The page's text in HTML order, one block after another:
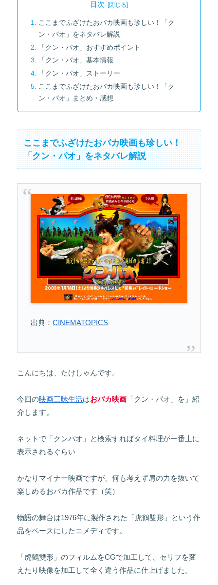
目次
ここまでふざけたおバカ映画も珍しい！「ク
ン・パオ」をネタバレ解説
「クン・パオ」おすすめポイント
「クン・パオ」基本情報
「クン・パオ」ストーリー
ここまでふざけたおバカ映画も珍しい！「ク
ン・パオ」まとめ・感想
ここまでふざけたおバカ映画も珍しい！
「クン・パオ」をネタバレ解説
出典： CINEMATOPICS
こんにちは、たけしゃんです。
今回の映画三昧生活はおバカ映画 「クン・パオ」を」紹
介します。
ネットで「クンパオ」と検索すればタイ料理が一番上に
表示されるぐらい
かなりマイナー映画ですが、何も考えず肩の力を抜いて
楽しめるおバカ作品です（笑）
物語の舞台は1976年に製作された「虎鶴雙形」という作
品をベースにしたコメディです。
「虎鶴雙形」のフィルムをCGで加工して、セリフを変
えたり映像を加工して全く違う作品に仕上げました。